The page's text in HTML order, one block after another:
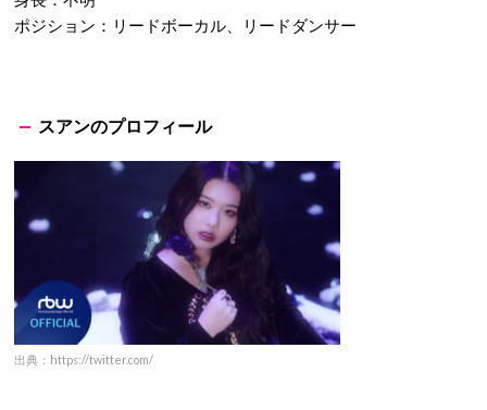
ポジション：リードボーカル、リードダンサー
スアンのプロフィール
出典：https://twitter.com/